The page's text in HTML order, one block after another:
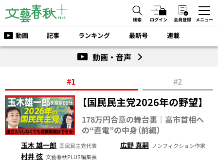
検索 ログイン 会員登録 メニュー
動画 記事 ランキング 最新号 連載
動画・音声
#1 #2
【国民民主党2026年の野望】
178万円合意の舞台裏｜高市首相へ
の“直電”の中身（前編）
玉木 雄一郎 国民民主党代表 広野 真嗣 ノンフィクション作家
村井 弦 文藝春秋PLUS編集長